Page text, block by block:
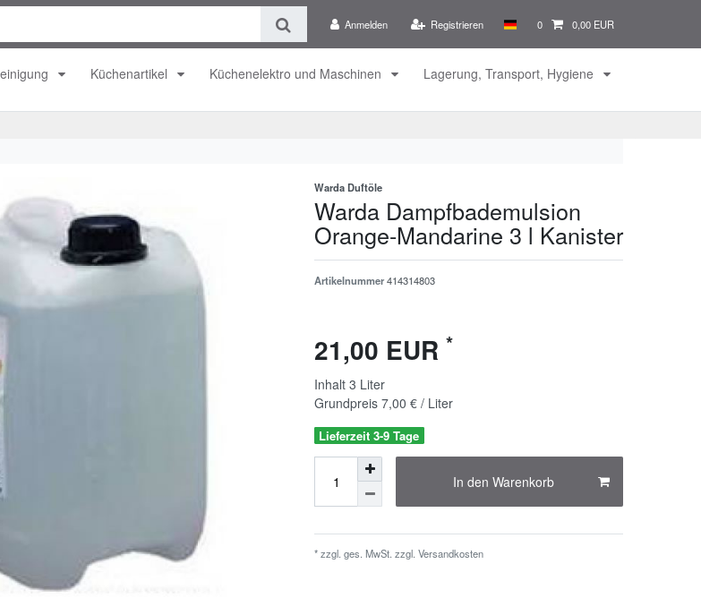
Anmelden Registrieren 0 0,00 EUR
Küchenartikel Küchenelektro und Maschinen Lagerung, Transport, Hygiene
Warda Duftöle
Warda Dampfbademulsion
Orange-Mandarine 3 l Kanister
Artikelnummer414314803
21,00 EUR *
Inhalt 3 Liter
Grundpreis 7,00 € / Liter
Lieferzeit 3-9 Tage
In den Warenkorb
* zzgl. ges. MwSt. zzgl. Versandkosten